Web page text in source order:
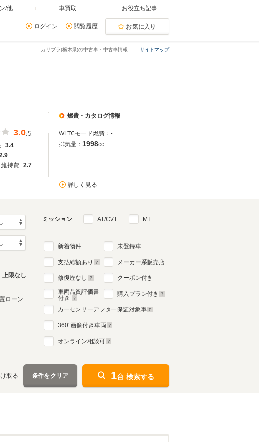
/他 車買取 お役立ち記事
ログイン 閲覧履歴 お気に入り
サイトマップ
カリブラ(栃木県)の中古車・中古車情報
3.0点
: 3.4
2.9
維持費: 2.7
燃費・カタログ情報
WLTCモード燃費： -
排気量： 1998cc
詳しく見る
上限なし
ローン
ミッション AT/CVT MT
新着物件
支払総額あり
修復歴なし
車両品質評価書
付き
未登録車
メーカー系販売店
クーポン付き
購入プラン付き
カーセンサーアフター保証対象車
360°画像付き車両
オンライン相談可
取る 条件をクリア 1台 検索する